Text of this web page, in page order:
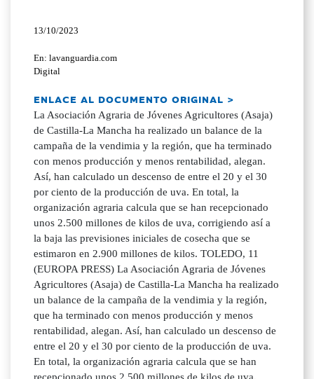
13/10/2023
En: lavanguardia.com
Digital
ENLACE AL DOCUMENTO ORIGINAL >
La Asociación Agraria de Jóvenes Agricultores (Asaja)
de Castilla-La Mancha ha realizado un balance de la
campaña de la vendimia y la región, que ha terminado
con menos producción y menos rentabilidad, alegan.
Así, han calculado un descenso de entre el 20 y el 30
por ciento de la producción de uva. En total, la
organización agraria calcula que se han recepcionado
unos 2.500 millones de kilos de uva, corrigiendo así a
la baja las previsiones iniciales de cosecha que se
estimaron en 2.900 millones de kilos. TOLEDO, 11
(EUROPA PRESS) La Asociación Agraria de Jóvenes
Agricultores (Asaja) de Castilla-La Mancha ha realizado
un balance de la campaña de la vendimia y la región,
que ha terminado con menos producción y menos
rentabilidad, alegan. Así, han calculado un descenso de
entre el 20 y el 30 por ciento de la producción de uva.
En total, la organización agraria calcula que se han